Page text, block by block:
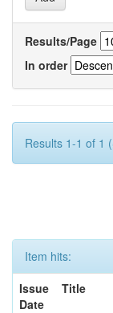
Results/Page
In order
Results 1-1 of 1
Item hits:
Issue
Date
Title